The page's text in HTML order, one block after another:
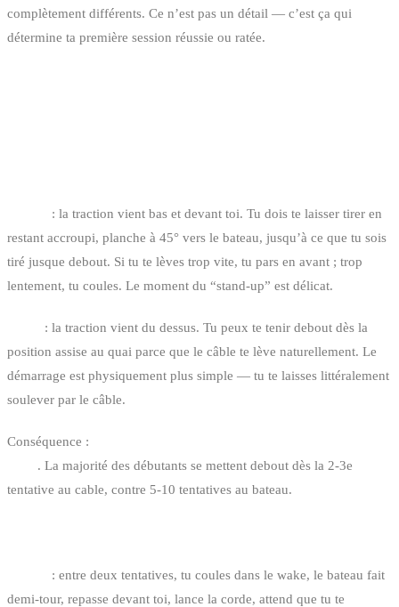
complètement différents. Ce n’est pas un détail — c’est ça qui
détermine ta première session réussie ou ratée.
: la traction vient bas et devant toi. Tu dois te laisser tirer en
restant accroupi, planche à 45° vers le bateau, jusqu’à ce que tu sois
tiré jusque debout. Si tu te lèves trop vite, tu pars en avant ; trop
lentement, tu coules. Le moment du “stand-up” est délicat.
: la traction vient du dessus. Tu peux te tenir debout dès la
position assise au quai parce que le câble te lève naturellement. Le
démarrage est physiquement plus simple — tu te laisses littéralement
soulever par le câble.
Conséquence :
. La majorité des débutants se mettent debout dès la 2-3e
tentative au cable, contre 5-10 tentatives au bateau.
: entre deux tentatives, tu coules dans le wake, le bateau fait
demi-tour, repasse devant toi, lance la corde, attend que tu te